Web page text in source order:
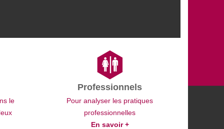
le
Professionnels
Pour analyser les pratiques
professionnelles
En savoir +